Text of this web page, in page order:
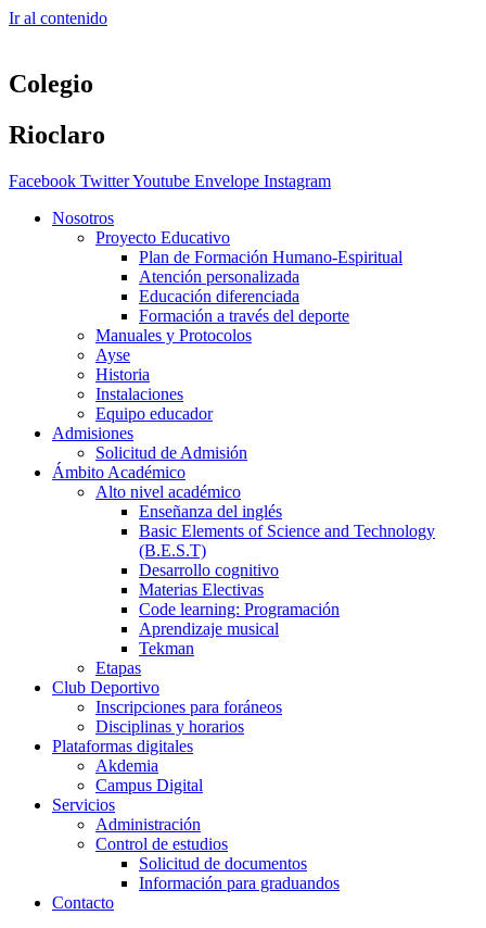
Ir al contenido
Colegio
Rioclaro
Facebook TwitterYoutube Envelope Instagram
Nosotros
Proyecto Educativo
Plan de Formación Humano-Espiritual
Atención personalizada
Educación diferenciada
Formación a través del deporte
Manuales y Protocolos
Ayse
Historia
Instalaciones
Equipo educador
Admisiones
Solicitud de Admisión
Ámbito Académico
Alto nivel académico
Enseñanza del inglés
Basic Elements of Science and Technology
(B.E.S.T)
Desarrollo cognitivo
Materias Electivas
Code learning: Programación
Aprendizaje musical
Tekman
Etapas
Club Deportivo
Inscripciones para foráneos
Disciplinas y horarios
Plataformas digitales
Akdemia
Campus Digital
Servicios
Administración
Control de estudios
Solicitud de documentos
Información para graduandos
Contacto